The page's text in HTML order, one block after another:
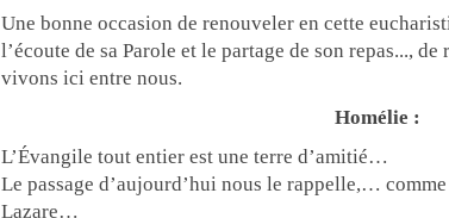
Une bonne occasion de renouveler en cette
l’écoute de sa Parole et le partage de son repas...,
vivons ici entre nous.
Homélie :
L’Évangile tout entier est une terre d’amitié…
Le passage d’aujourd’hui nous le rappelle,…
Lazare…